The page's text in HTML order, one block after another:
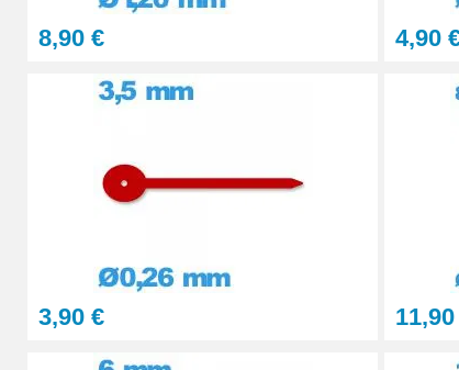
7,90 €
Outil pointeau de pose suisse
Pointeau de Pose Tête
8,90 € 4,90
3,90 €